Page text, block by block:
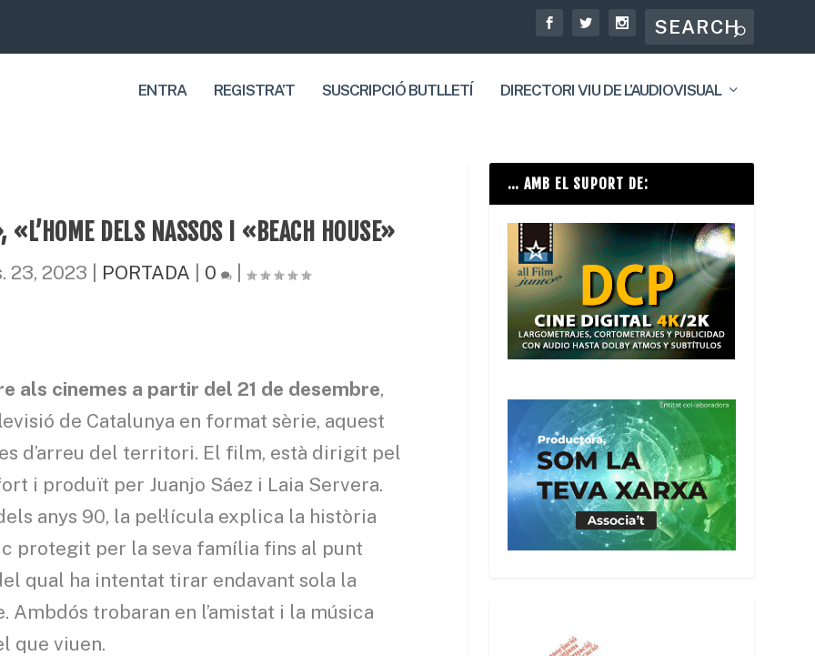
ENTRA REGISTRA’T SUSCRIPCIÓ BUTLLETÍ DIRECTORI VIU DE L’AUDIOVISUAL
DELS NASSOS I «BEACH HOUSE»
23, 2023 PORTADA 0 |
als cinemes a partir del 21 de desembre,
de Catalunya en format sèrie, aquest
d’arreu del territori. El film, està dirigit pel
i produït per Juanjo Sáez i Laia Servera.
anys 90, la pel·lícula explica la història
protegit per la seva família fins al punt
qual ha intentat tirar endavant sola la
Ambdós trobaran en l’amistat i la música
que viuen.
… AMB EL SUPORT DE: